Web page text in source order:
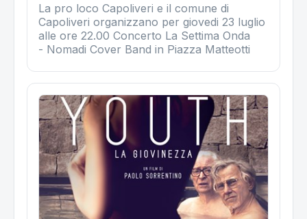
La pro loco Capoliveri e il comune di
Capoliveri organizzano per giovedi 23 luglio
alle ore 22.00 Concerto La Settima Onda
- Nomadi Cover Band in Piazza Matteotti